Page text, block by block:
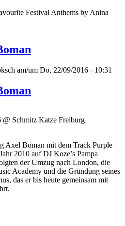
Festival Anthems by Anina
am/um Do, 22/09/2016 - 10:31
@ Schmitz Katze Freiburg
Axel Boman mit dem Track Purple
2010 auf DJ Koze’s Pampa
der Umzug nach London, die
Academy und die Gründung seines
das er bis heute gemeinsam mit